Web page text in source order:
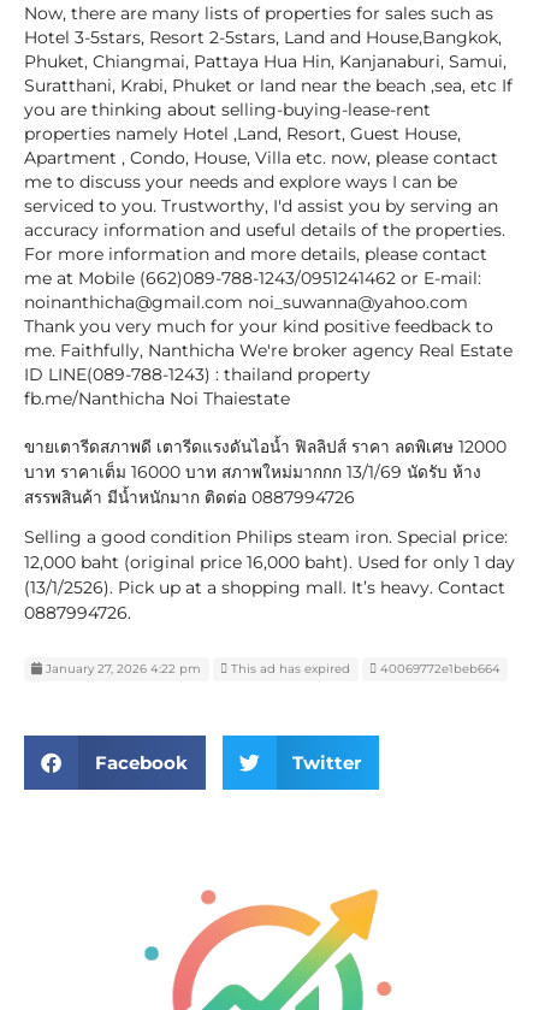
Now, there are many lists of properties for sales such as
Hotel 3-5stars, Resort 2-5stars, Land and House,Bangkok,
Phuket, Chiangmai, Pattaya Hua Hin, Kanjanaburi, Samui,
Suratthani, Krabi, Phuket or land near the beach ,sea, etc If
you are thinking about selling-buying-lease-rent
properties namely Hotel ,Land, Resort, Guest House,
Apartment , Condo, House, Villa etc. now, please contact
me to discuss your needs and explore ways I can be
serviced to you. Trustworthy, I'd assist you by serving an
accuracy information and useful details of the properties.
For more information and more details, please contact
me at Mobile (662)089-788-1243/0951241462 or E-mail:
noinanthicha@gmail.com noi_suwanna@yahoo.com
Thank you very much for your kind positive feedback to
me. Faithfully, Nanthicha We're broker agency Real Estate
ID LINE(089-788-1243) : thailand property
fb.me/Nanthicha Noi Thaiestate
ขายเตารีดสภาพดี เตารีดแรงดันไอน้ำ ฟิลลิปส์ ราคา ลดพิเศษ 12000
บาท ราคาเต็ม 16000 บาท สภาพใหม่มากกก 13/1/69 นัดรับ ห้าง
สรรพสินค้า มีน้ำหนักมาก ติดต่อ 0887994726
Selling a good condition Philips steam iron. Special price:
12,000 baht (original price 16,000 baht). Used for only 1 day
(13/1/2526). Pick up at a shopping mall. It’s heavy. Contact
0887994726.
January 27, 2026 4:22 pm This ad has expired 40069772e1beb664
Facebook Twitter